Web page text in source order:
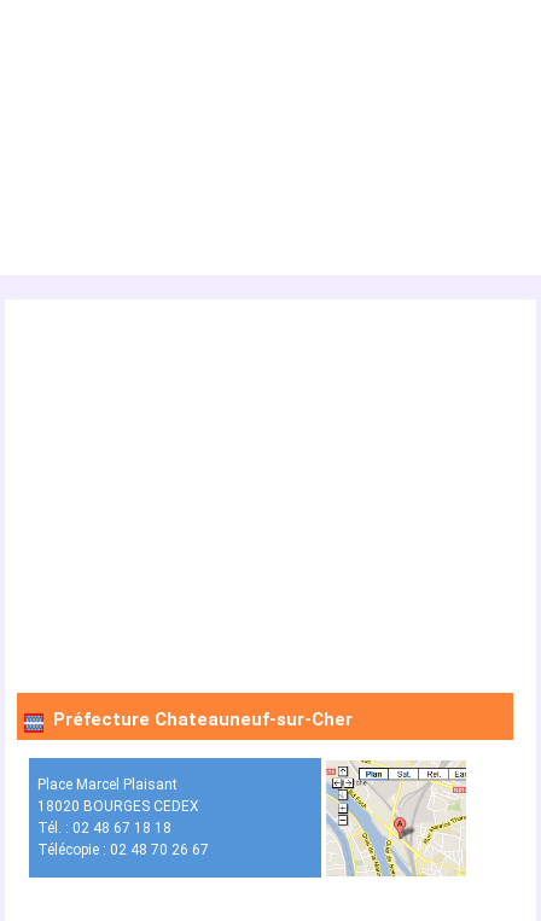
Préfecture Chateauneuf-sur-Cher
Place Marcel Plaisant
18020 BOURGES CEDEX
Tél. : 02 48 67 18 18
Télécopie : 02 48 70 26 67